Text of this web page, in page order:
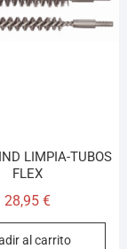
LIMPIA-TUBOS
FLEX
28,95 €
al carrito